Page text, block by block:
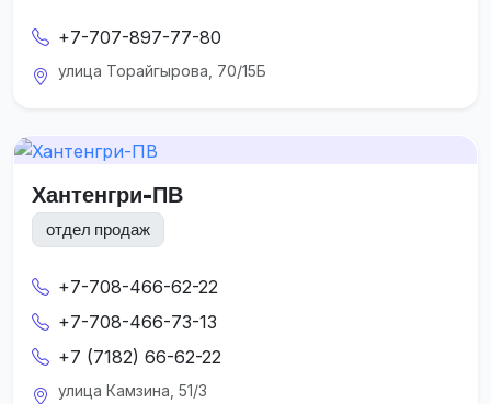
+7-707-897-77-80
улица Торайгырова, 70/15Б
Хантенгри-ПВ
отдел продаж
+7-708-466-62-22
+7-708-466-73-13
+7 (7182) 66-62-22
улица Камзина, 51/3